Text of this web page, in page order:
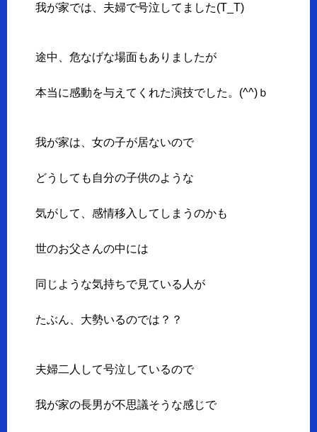
我が家では、夫婦で号泣してました(T_T)
途中、危なげな場面もありましたが
本当に感動を与えてくれた演技でした。(^^)ｂ
我が家は、女の子が居ないので
どうしても自分の子供のような
気がして、感情移入してしまうのかも
世のお父さんの中には
同じような気持ちで見ている人が
たぶん、大勢いるのでは？？
夫婦二人して号泣しているので
我が家の長男が不思議そうな感じで